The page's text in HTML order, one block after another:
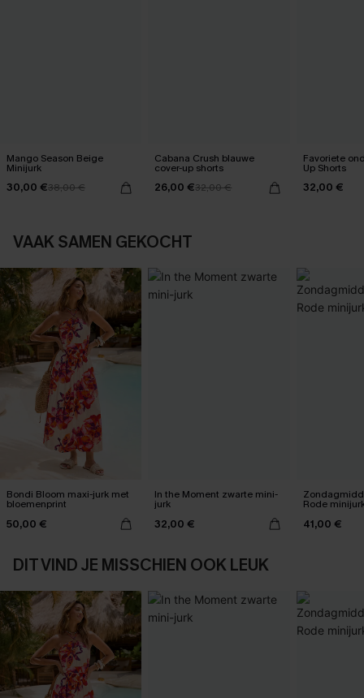
Mango Season Beige
Minijurk
30,00 €38,00 €
Cabana Crush blauwe
cover-up shorts
26,00 €32,00 €
Favoriete
Up Shorts
32,00 €
VAAK SAMEN GEKOCHT
Bondi Bloom maxi-jurk met
bloemenprint
50,00 €
In the Moment zwarte mini-
jurk
32,00 €
Rode
41,00 €
DIT VIND JE MISSCHIEN OOK LEUK